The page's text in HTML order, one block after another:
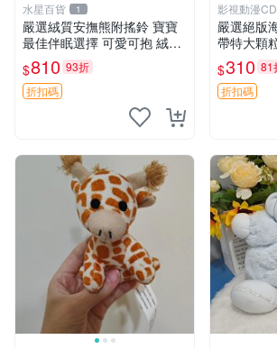
水星百貨 1
嚴選絨質安撫熊附搖鈴 寶寶
最佳伴眠選擇 可愛可抱 絨毛
玩具 安撫熊 嬰兒用
$810 93折
折扣碼
影視動漫
嚴選絕版
帶特大顆
起來格外
棉質 豆袋
熊
$310 81
折扣碼